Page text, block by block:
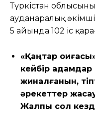
Түркістан
ауданаралық
5 айында 102 іс
«Қаңтар
кейбір
жиналғанын,
әрекеттер
Жалпы сол